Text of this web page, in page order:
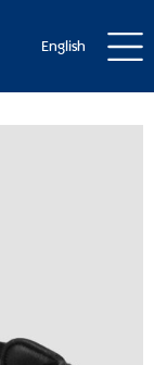
English